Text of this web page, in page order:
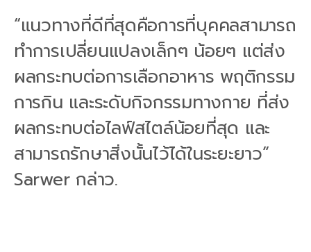
“แนวทางที่ดีที่สุดคือการที่บุคคลสามารถ
ทำการเปลี่ยนแปลงเล็กๆ น้อยๆ แต่ส่ง
ผลกระทบต่อการเลือกอาหาร พฤติกรรม
การกิน และระดับกิจกรรมทางกาย ที่ส่ง
ผลกระทบต่อไลฟ์สไตล์น้อยที่สุด และ
สามารถรักษาสิ่งนั้นไว้ได้ในระยะยาว”
Sarwer กล่าว.